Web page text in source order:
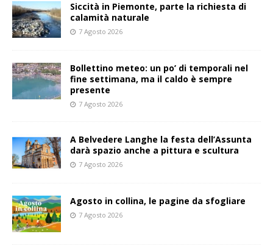
Siccità in Piemonte, parte la richiesta di
calamità naturale
7 Agosto 2026
Bollettino meteo: un po’ di temporali nel
fine settimana, ma il caldo è sempre
presente
7 Agosto 2026
A Belvedere Langhe la festa dell’Assunta
darà spazio anche a pittura e scultura
7 Agosto 2026
Agosto in collina, le pagine da sfogliare
7 Agosto 2026